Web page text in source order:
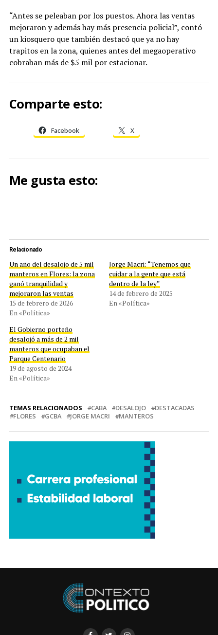
“Antes se peleaban por los puestos. Ahora las ventas
mejoraron y además hay más presencia policial”, contó
un kiosquero que también destacó que ya no hay
trapitos en la zona, quienes antes del megaoperativo
cobraban más de $5 mil por estacionar.
Comparte esto:
Facebook X
Me gusta esto:
Relacionado
Un año del desalojo de 5 mil
manteros en Flores: la zona
ganó tranquilidad y
mejoraron las ventas
15 de febrero de 2026
En «Política»
Jorge Macri: “Tenemos que
cuidar a la gente que está
dentro de la ley”
14 de febrero de 2025
En «Política»
El Gobierno porteño
desalojó a más de 2 mil
manteros que ocupaban el
Parque Centenario
19 de agosto de 2024
En «Política»
TEMAS RELACIONADOS CABA DESALOJO
DESTACADAS
FLORES
GCBA JORGE MACRI MANTEROS